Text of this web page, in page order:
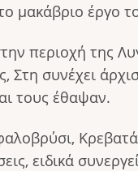
μακάβριο έργο
περιοχή της
Στη συνέχει
τους έθαψαν.
ειδικά